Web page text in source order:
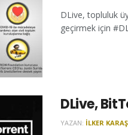
DLive, topluluk
geçirmek için
DLive,
YAZAN: İLKER KARAŞ